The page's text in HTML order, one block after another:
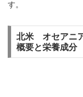
す。
北米 オセアニ
概要と栄養成分